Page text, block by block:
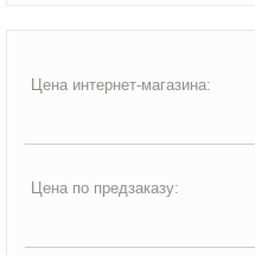
Цена интернет-магазина:
Цена по предзаказу: